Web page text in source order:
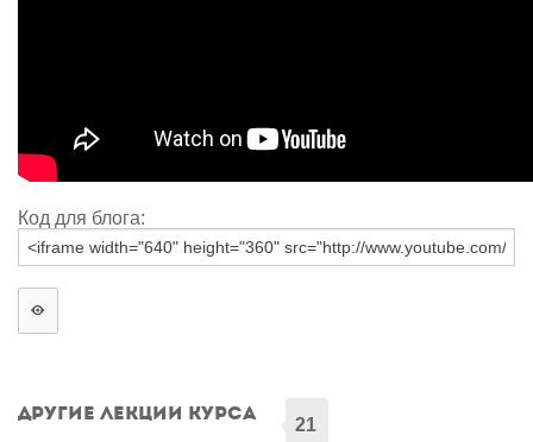
Код для блога:
Другие лекции курса
21